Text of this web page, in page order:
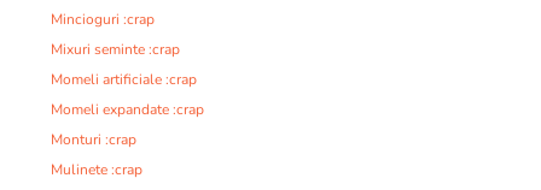
Mincioguri :crap
Mixuri seminte :crap
Momeli artificiale :crap
Momeli expandate :crap
Monturi :crap
Mulinete :crap